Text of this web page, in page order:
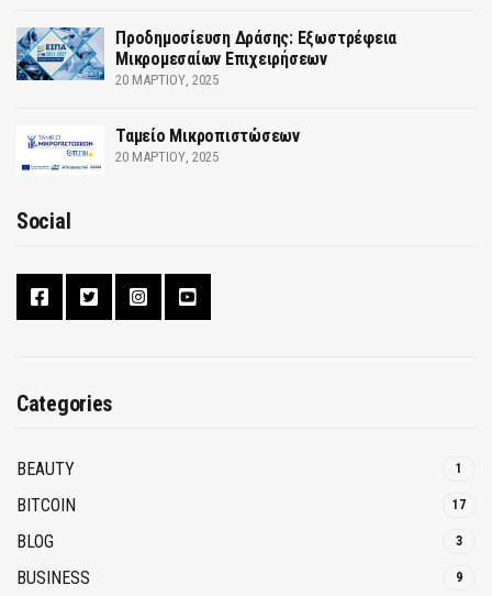
Προδημοσίευση Δράσης: Εξωστρέφεια
Μικρομεσαίων Επιχειρήσεων
20 ΜΑΡΤΊΟΥ, 2025
Ταμείο Μικροπιστώσεων
20 ΜΑΡΤΊΟΥ, 2025
Social
Categories
BEAUTY 1
BITCOIN 17
BLOG 3
BUSINESS 9